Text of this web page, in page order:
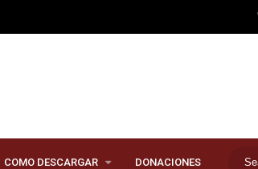
COMO DESCARGAR DONACIONES